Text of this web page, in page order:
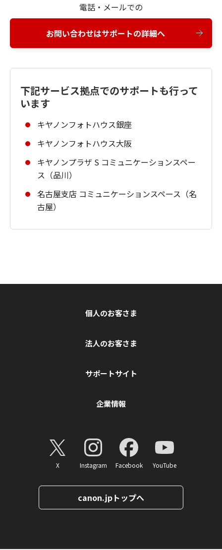
電話・メールでの
お問い合わせはサポートの詳細へ
下記サービス拠点でのサポートも行って
います
キヤノンフォトハウス銀座
キヤノンフォトハウス大阪
キヤノンプラザ S コミュニケーションスペー
ス（品川）
名古屋支店 コミュニケーションスペース（名
古屋）
個人のお客さま
法人のお客さま
サポートサイト
企業情報
X Instagram Facebook YouTube
canon.jpトップへ